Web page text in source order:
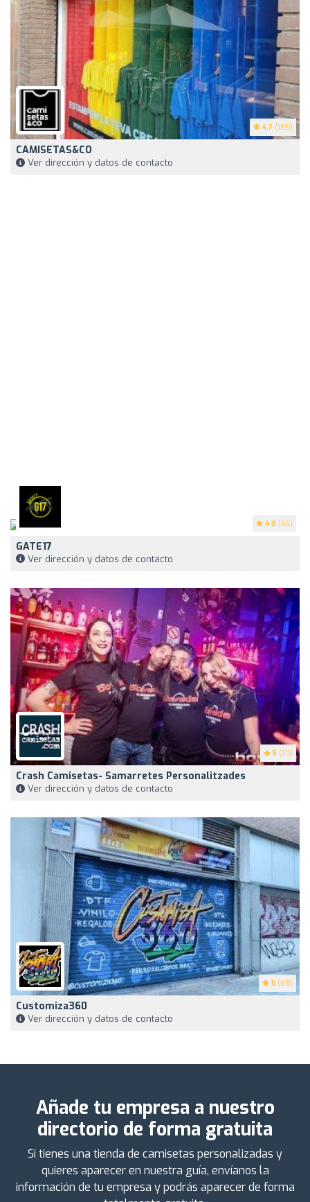
4.7 (185)
CAMISETAS&CO
Ver dirección y datos de contacto
4.8 (45)
GATE17
Ver dirección y datos de contacto
5 (111)
Crash Camisetas- Samarretes Personalitzades
Ver dirección y datos de contacto
5 (68)
Customiza360
Ver dirección y datos de contacto
Añade tu empresa a nuestro
directorio de forma gratuita
Si tienes una tienda de camisetas personalizadas y
quieres aparecer en nuestra guía, envíanos la
información de tu empresa y podrás aparecer de forma